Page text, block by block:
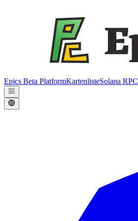
Epics Beta PlatformKartenlisteSolana RPC